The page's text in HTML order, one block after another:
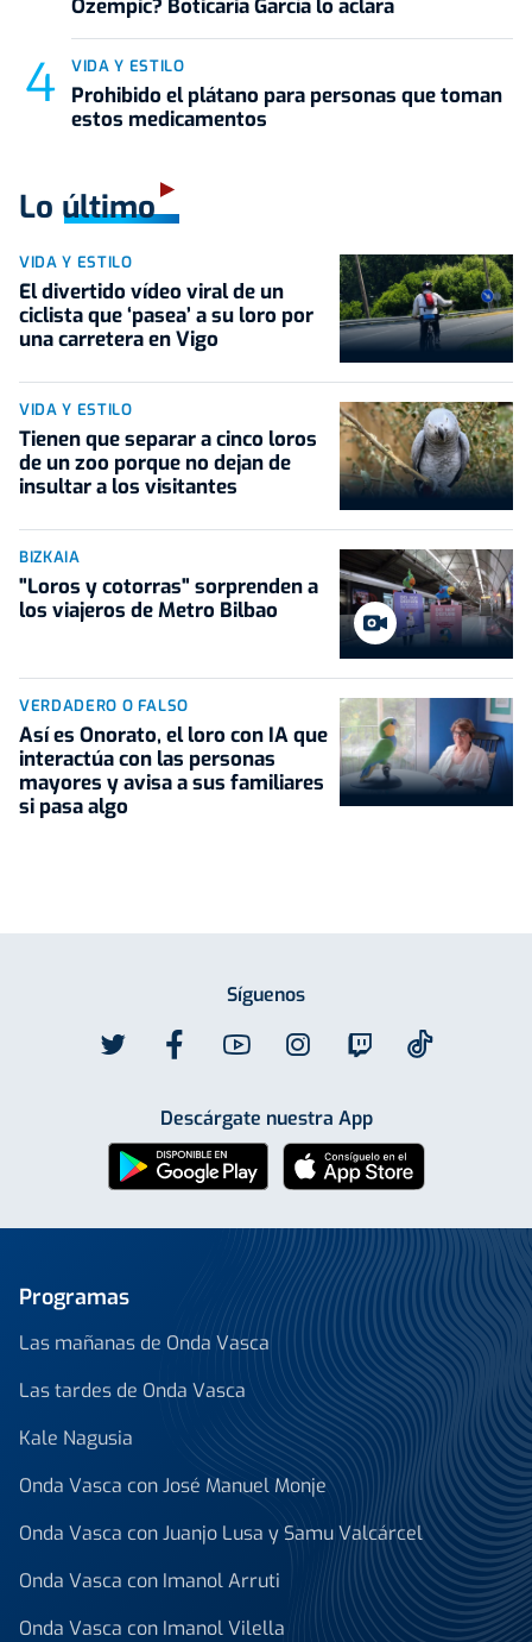
Ozempic? Boticaria García lo aclara
VIDA Y ESTILO
Prohibido el plátano para personas que toman
estos medicamentos
Lo último
VIDA Y ESTILO
El divertido vídeo viral de un
ciclista que ‘pasea’ a su loro por
una carretera en Vigo
VIDA Y ESTILO
Tienen que separar a cinco loros
de un zoo porque no dejan de
insultar a los visitantes
BIZKAIA
"Loros y cotorras" sorprenden a
los viajeros de Metro Bilbao
VERDADERO O FALSO
Así es Onorato, el loro con IA que
interactúa con las personas
mayores y avisa a sus familiares
si pasa algo
Síguenos
Descárgate nuestra App
Programas
Las mañanas de Onda Vasca
Las tardes de Onda Vasca
Kale Nagusia
Onda Vasca con José Manuel Monje
Onda Vasca con Juanjo Lusa y Samu Valcárcel
Onda Vasca con Imanol Arruti
Onda Vasca con Imanol Vilella